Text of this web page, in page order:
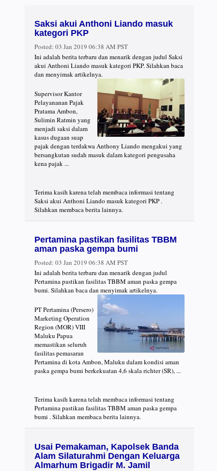
Saksi akui Anthoni Liando masuk
kategori PKP
Posted: 03 Jan 2019 06:38 AM PST
Ini adalah berita terbaru dan menarik dengan judul Saksi
akui Anthoni Liando masuk kategori PKP. Silahkan baca
dan menyimak artikelnya.
Supervisor Kantor
Pelayananan Pajak
Pratama Ambon,
Sulimin Ratmin yang
menjadi saksi dalam
kasus dugaan suap
pajak dengan terdakwa Anthony Liando mengakui yang
bersangkutan sudah masuk dalam kategori pengusaha
kena pajak ...
Terima kasih karena telah membaca informasi tentang
Saksi akui Anthoni Liando masuk kategori PKP .
Silahkan membaca berita lainnya.
Pertamina pastikan fasilitas TBBM
aman paska gempa bumi
Posted: 03 Jan 2019 06:38 AM PST
Ini adalah berita terbaru dan menarik dengan judul
Pertamina pastikan fasilitas TBBM aman paska gempa
bumi. Silahkan baca dan menyimak artikelnya.
PT Pertamina (Persero)
Marketing Operation
Region (MOR) VIII
Maluku Papua
memastikan seluruh
fasilitas pemasaran
Pertamina di kota Ambon, Maluku dalam kondisi aman
paska gempa bumi berkekuatan 4,6 skala richter (SR), ...
Terima kasih karena telah membaca informasi tentang
Pertamina pastikan fasilitas TBBM aman paska gempa
bumi . Silahkan membaca berita lainnya.
Usai Pemakaman, Kapolsek Banda
Alam Silaturahmi Dengan Keluarga
Almarhum Brigadir M. Jamil